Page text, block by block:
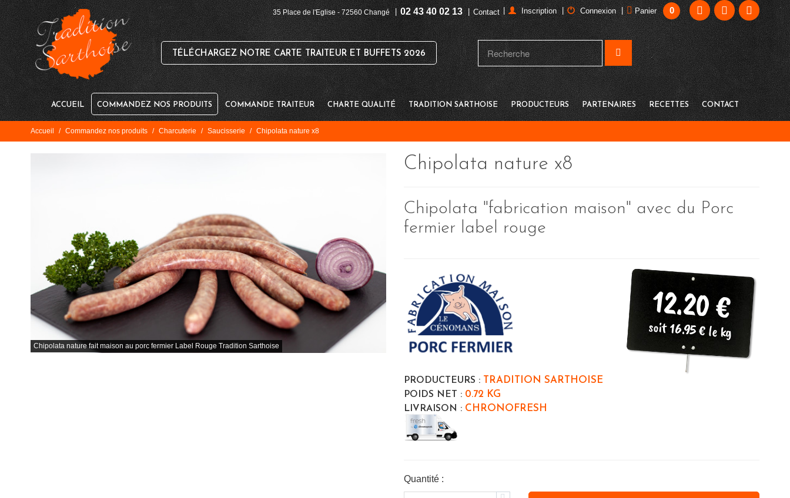
35 Place de l'Eglise - 72560 Changé | 02 43 40 02 13 | Contact | Inscription | Connexion | Panier 0
TÉLÉCHARGEZ NOTRE CARTE TRAITEUR ET BUFFETS 2026
ACCUEIL COMMANDEZ NOS PRODUITS COMMANDE TRAITEUR CHARTE QUALITÉ TRADITION SARTHOISE PRODUCTEURS PARTENAIRES RECETTES CONTACT
Accueil / Commandez nos produits / Charcuterie / Saucisserie / Chipolata nature x8
Chipolata nature fait maison au porc fermier Label Rouge Tradition Sarthoise
Chipolata nature x8
Chipolata "fabrication maison" avec du Porc
fermier label rouge
PRODUCTEURS : TRADITION SARTHOISE
POIDS NET : 0.72 KG
LIVRAISON : CHRONOFRESH
12.20 €
soit 16.95 € le kg
Quantité :